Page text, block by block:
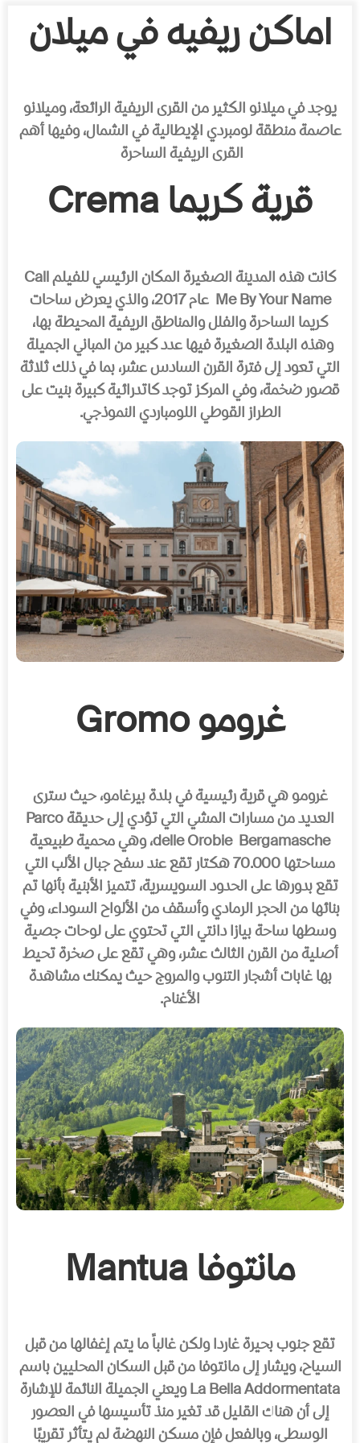
اماكن ريفيه في ميلان
يوجد في ميلانو الكثير من القرى الريفية الرائعة، وميلانو
عاصمة منطقة لومبردي الإيطالية في الشمال، وفيها أهم
القرى الريفية الساحرة
قرية كريما Crema
كانت هذه المدينة الصغيرة المكان الرئيسي للفيلم Call
Me By Your Name عام 2017، والذي يعرض ساحات
كريما الساحرة والفلل والمناطق الريفية المحيطة بها،
وهذه البلدة الصغيرة فيها عدد كبير من المباني الجميلة
التي تعود إلى فترة القرن السادس عشر، بما في ذلك ثلاثة
قصور ضخمة، وفي المركز توجد كاتدرائية كبيرة بنيت على
الطراز القوطي اللومباردي النموذجي.
غرومو Gromo
غرومو هي قرية رئيسية في بلدة بيرغامو، حيث سترى
العديد من مسارات المشي التي تؤدي إلى حديقة Parco
delle Orobie Bergamasche، وهي محمية طبيعية
مساحتها 70.000 هكتار تقع عند سفح جبال الألب التي
تقع بدورها على الحدود السويسرية، تتميز الأبنية بأنها تم
بنائها من الحجر الرمادي وأسقف من الألواح السوداء، وفي
وسطها ساحة بيازا دانتي التي تحتوي على لوحات جصية
أصلية من القرن الثالث عشر، وهي تقع على صخرة تحيط
بها غابات أشجار التنوب والمروج حيث يمكنك مشاهدة
الأغنام.
مانتوفا Mantua
تقع جنوب بحيرة غاردا ولكن غالباً ما يتم إغفالها من قبل
السياح، ويشار إلى مانتوفا من قبل السكان المحليين باسم
La Bella Addormentata ويعني الجميلة النائمة للإشارة
إلى أن هناك القليل قد تغير منذ تأسيسها في العصور
الوسطى، وبالفعل فإن مسكن النهضة لم يتأثر تقريبًا